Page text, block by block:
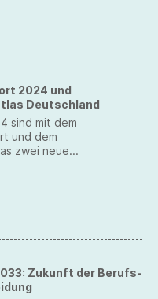
2024 und
Deutschland
sind mit dem
und dem
zwei neue
Zukunft der Berufs-